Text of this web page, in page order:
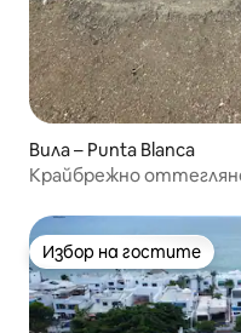
Вила – Punta Blanca
Крайбрежно
Избор на гостите
Избор на гостите